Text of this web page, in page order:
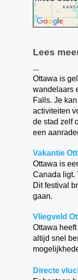
Lees
...
Ottawa is
wandelaars
Falls. Je
activiteiten
de stad zelf
een
Vakantie
Ottawa is
Canada ligt.
Dit festival
gaan.
Vliegveld
Ottawa
altijd snel
Directe